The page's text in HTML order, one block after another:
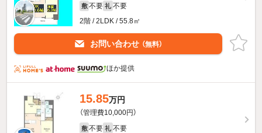
敷 不要 礼 不要
2階 / 2LDK / 55.8㎡
お問い合わせ （無料）
ほか提供
15.85万円
（管理費10,000円）
敷 不要 礼 不要